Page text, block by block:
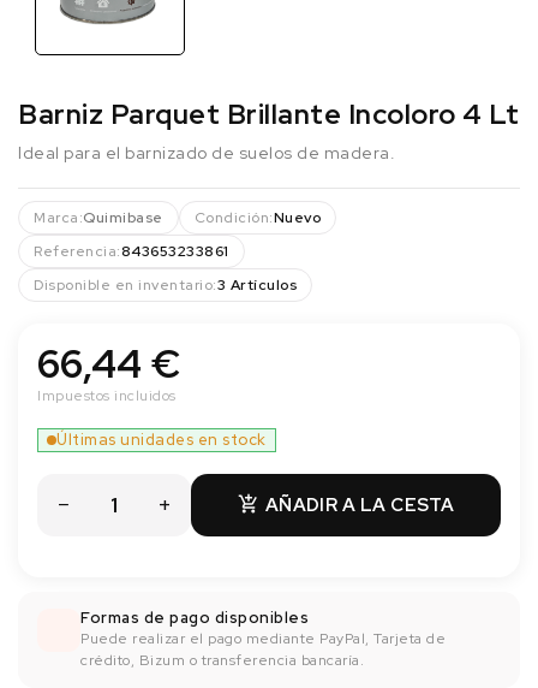
Barniz Parquet Brillante Incoloro 4 Lt
Ideal para el barnizado de suelos de madera.
Marca:Quimibase Condición:Nuevo
Referencia:843653233861
Disponible en inventario:3 Artículos
66,44 €
Impuestos incluidos
 AÑADIR A LA CESTA
Últimas unidades en stock
Formas de pago disponibles
Puede realizar el pago mediante PayPal, Tarjeta de
crédito, Bizum o transferencia bancaría.